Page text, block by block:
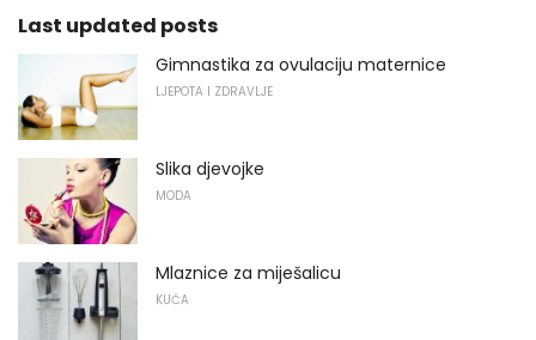
Last updated posts
Gimnastika za ovulaciju maternice
LJEPOTA I ZDRAVLJE
Slika djevojke
MODA
Mlaznice za miješalicu
KUĆA